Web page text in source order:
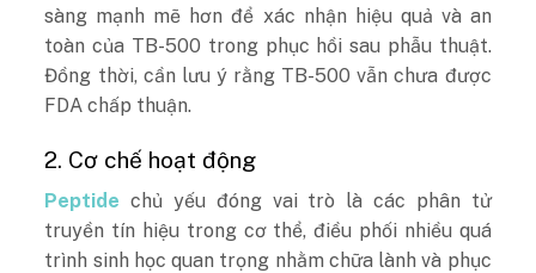
sàng mạnh mẽ hơn để xác nhận hiệu quả và an
toàn của TB-500 trong phục hồi sau phẫu thuật.
Đồng thời, cần lưu ý rằng TB-500 vẫn chưa được
FDA chấp thuận.
2. Cơ chế hoạt động
Peptide chủ yếu đóng vai trò là các phân tử
truyền tín hiệu trong cơ thể, điều phối nhiều quá
trình sinh học quan trọng nhằm chữa lành và phục